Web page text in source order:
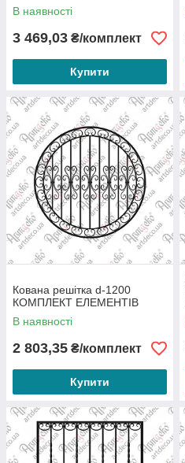
В наявності
3 469,03 ₴/комплект
Купити
Кована решітка d-1200
КОМПЛЕКТ ЕЛЕМЕНТІВ
В наявності
2 803,35 ₴/комплект
Купити